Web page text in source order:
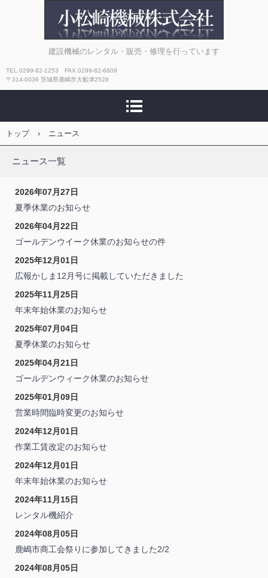
小松崎機械株式会社
建設機械のレンタル・販売・修理を行っています
TEL.0299-82-1253 FAX.0299-82-6809
〒314-0036 茨城県鹿嶋市大船津2528
トップ › ニュース
ニュース一覧
2026年07月27日
夏季休業のお知らせ
2026年04月22日
ゴールデンウイーク休業のお知らせの件
2025年12月01日
広報かしま12月号に掲載していただきました
2025年11月25日
年末年始休業のお知らせ
2025年07月04日
夏季休業のお知らせ
2025年04月21日
ゴールデンウィーク休業のお知らせ
2025年01月09日
営業時間臨時変更のお知らせ
2024年12月01日
作業工賃改定のお知らせ
2024年12月01日
年末年始休業のお知らせ
2024年11月15日
レンタル機紹介
2024年08月05日
鹿嶋市商工会祭りに参加してきました2/2
2024年08月05日